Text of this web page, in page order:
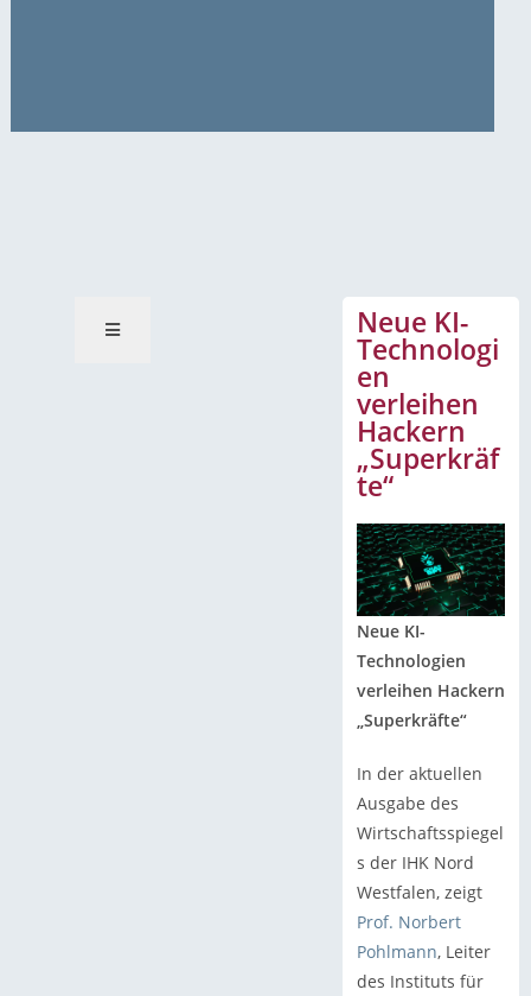
Neue KI-
Technologi
en
verleihen
Hackern
„Superkräf
te“
Neue KI-
Technologien
verleihen Hackern
„Superkräfte“
In der aktuellen
Ausgabe des
Wirtschaftsspiegel
s der IHK Nord
Westfalen, zeigt
Prof. Norbert
Pohlmann, Leiter
des Instituts für